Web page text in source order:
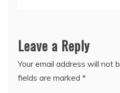
Leave a Reply
Your email address will not
fields are marked *